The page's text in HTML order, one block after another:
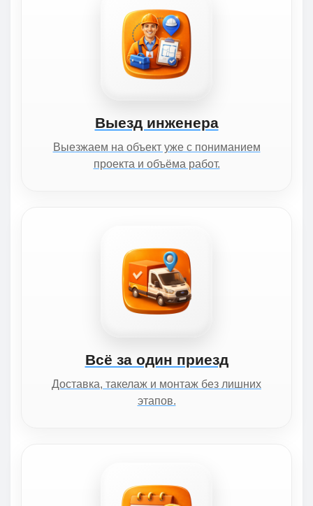
Выезд инженера
Выезжаем на объект уже с пониманием
проекта и объёма работ.
Всё за один приезд
Доставка, такелаж и монтаж без лишних
этапов.